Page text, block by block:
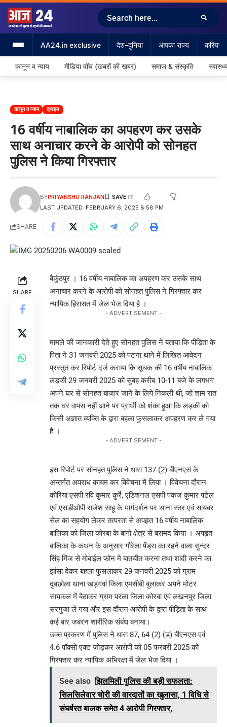
AA24.in exclusive देश–दुनिया आपका राज्य करियर
कानून व न्याय मीडिया वॉच (खबरों की खबर) समाज & संस्कृति
कानून व न्याय क्राइम
16 वर्षीय नाबालिक का अपहरण कर उसके
साथ अनाचार करने के आरोपी को सोनहत
पुलिस ने किया गिरफ्तार
LAST UPDATED: FEBRUARY 6, 2025 8:58 PM
BYPRIYANSHU RANJAN
SHARE
SHARE
बैकुंठपुर । 16 वर्षीय नाबालिक का अपहरण कर उसके साथ
अनाचार करने के आरोपी को सोनहत पुलिस ने गिरफ्तार कर
न्यायिक हिरासत में जेल भेज दिया है ।
- ADVERTISEMENT -
मामले की जानकारी देते हुए सोनहत पुलिस ने बताया कि पीड़िता के
पिता ने 31 जनवरी 2025 को पटना थाने में लिखित आवेदन
प्रस्तुत कर रिपोर्ट दर्ज कराया कि सूचक की 16 वर्षीय नाबालिक
लड़की 29 जनवरी 2025 को सुबह करीब 10-11 बजे के लगभग
अपने घर से सोनहत बाजार जाने के लिये निकली थी, जो शाम रात
तक घर वापस नहीं आने पर प्रार्थी को शंका हुआ कि लड़की को
किसी अज्ञात व्यक्ति के द्वारा बहला फुसलाकर अपहरण कर ले गया
है ।
- ADVERTISEMENT -
इस रिपोर्ट पर सोनहत पुलिस ने धारा 137 (2) बीएनएस के
अन्तर्गत अपराध कायम कर विवेचना में लिया । विवेचना दौरान
कोरिया एसपी रवि कुमार कुर्रे, एडिशनल एसपी पंकज कुमार पटेल
एवं एसडीओपी राजेश साहू के मार्गदर्शन पर थाना स्तर एवं सायबर
सेल का सहयोग लेकर तत्परता से अपहृत 16 वर्षीय नाबालिक
बालिका को जिला कोरबा के बांगो क्षेत्र से बरामद किया । अपहृत
बालिका के कथन के अनुसार गौरेला पेंड्रा का रहने वाला सुन्दर
सिंह मिंज से मोबाईल फोन मे बातचीत करना तथा शादी करने का
झांसा देकर बहला फुसलाकर 29 जनवरी 2025 को ग्राम
दुबछोला थाना खड़गवां जिला एमसीबी बुलाकर अपने मोटर
सायकल में बैठाकर ग्राम परला जिला कोरबा एवं लखनपुर जिला
सरगुजा ले गया और इस दौरान आरोपी के द्वारा पीड़िता के साथ
कई बार जबरन शारीरिक संबंध बनाया।
उक्त प्रकरण में पुलिस ने धारा 87, 64 (2) (ड) बीएनएस एवं
4.6 पॉक्सो एक्ट जोड़कर आरोपी को 05 फरवरी 2025 को
गिरफ्तार कर न्यायिक अभिरक्षा में जेल भेज दिया ।
See also झिलमिली पुलिस की बड़ी सफलता:
सिलसिलेवार चोरी की वारदातों का खुलासा, 1 विधि से
संघर्षरत बालक समेत 4 आरोपी गिरफ्तार,